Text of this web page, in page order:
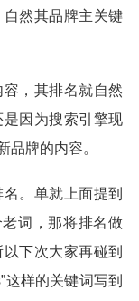
然其品牌主关键
，其排名就自然
是因为搜索引擎现
品牌的内容。
。单就上面提到
词，那将排名做
下次大家再碰到
这样的关键词写到